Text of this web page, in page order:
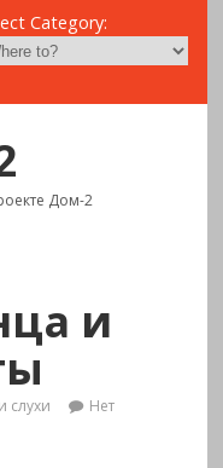
Category:
Дом-2
и
слухи
Нет